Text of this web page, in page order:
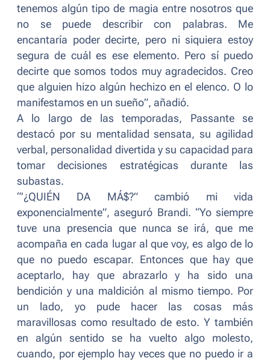
tenemos algún tipo de magia entre nosotros que
no se puede describir con palabras. Me
encantaría poder decirte, pero ni siquiera estoy
segura de cuál es ese elemento. Pero sí puedo
decirte que somos todos muy agradecidos. Creo
que alguien hizo algún hechizo en el elenco. O lo
manifestamos en un sueño”, añadió.
A lo largo de las temporadas, Passante se
destacó por su mentalidad sensata, su agilidad
verbal, personalidad divertida y su capacidad para
tomar decisiones estratégicas durante las
subastas.
“’¿QUIÉN DA MÁ$?” cambió mi vida
exponencialmente”, aseguró Brandi. “Yo siempre
tuve una presencia que nunca se irá, que me
acompaña en cada lugar al que voy, es algo de lo
que no puedo escapar. Entonces que hay que
aceptarlo, hay que abrazarlo y ha sido una
bendición y una maldición al mismo tiempo. Por
un lado, yo pude hacer las cosas más
maravillosas como resultado de esto. Y también
en algún sentido se ha vuelto algo molesto,
cuando, por ejemplo hay veces que no puedo ir a